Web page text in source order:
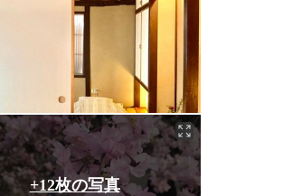
+12枚の写真